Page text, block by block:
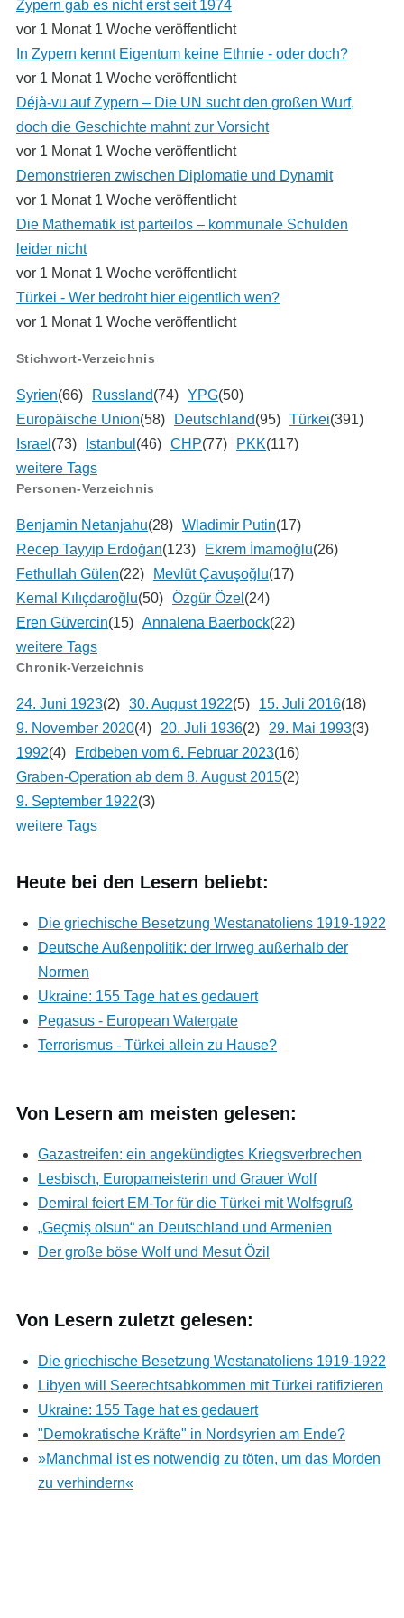
Zypern gab es nicht erst seit 1974
vor 1 Monat 1 Woche veröffentlicht
In Zypern kennt Eigentum keine Ethnie - oder doch?
vor 1 Monat 1 Woche veröffentlicht
Déjà-vu auf Zypern – Die UN sucht den großen Wurf,
doch die Geschichte mahnt zur Vorsicht
vor 1 Monat 1 Woche veröffentlicht
Demonstrieren zwischen Diplomatie und Dynamit
vor 1 Monat 1 Woche veröffentlicht
Die Mathematik ist parteilos – kommunale Schulden
leider nicht
vor 1 Monat 1 Woche veröffentlicht
Türkei - Wer bedroht hier eigentlich wen?
vor 1 Monat 1 Woche veröffentlicht
Stichwort-Verzeichnis
Syrien(66) Russland(74) YPG(50)
Europäische Union(58) Deutschland(95) Türkei(391)
Israel (73) Istanbul (46) CHP(77) PKK(117)
weitere Tags
Personen-Verzeichnis
Benjamin Netanjahu(28) Wladimir Putin(17)
Recep Tayyip Erdoğan(123) Ekrem İmamoğlu(26)
Fethullah Gülen(22) Mevlüt Çavuşoğlu(17)
Kemal Kılıçdaroğlu(50) Özgür Özel (24)
Eren Güvercin(15) Annalena Baerbock(22)
weitere Tags
Chronik-Verzeichnis
24. Juni 1923(2) 30. August 1922(5) 15. Juli 2016(18)
9. November 2020(4) 20. Juli 1936(2) 29. Mai 1993(3)
1992(4) Erdbeben vom 6. Februar 2023(16)
Graben-Operation ab dem 8. August 2015(2)
9. September 1922(3)
weitere Tags
Heute bei den Lesern beliebt:
Die griechische Besetzung Westanatoliens 1919-1922
Deutsche Außenpolitik: der Irrweg außerhalb der
Normen
Ukraine: 155 Tage hat es gedauert
Pegasus - European Watergate
Terrorismus - Türkei allein zu Hause?
Von Lesern am meisten gelesen:
Gazastreifen: ein angekündigtes Kriegsverbrechen
Lesbisch, Europameisterin und Grauer Wolf
Demiral feiert EM-Tor für die Türkei mit Wolfsgruß
„Geçmiş olsun“ an Deutschland und Armenien
Der große böse Wolf und Mesut Özil
Von Lesern zuletzt gelesen:
Die griechische Besetzung Westanatoliens 1919-1922
Libyen will Seerechtsabkommen mit Türkei ratifizieren
Ukraine: 155 Tage hat es gedauert
"Demokratische Kräfte" in Nordsyrien am Ende?
»Manchmal ist es notwendig zu töten, um das Morden
zu verhindern«